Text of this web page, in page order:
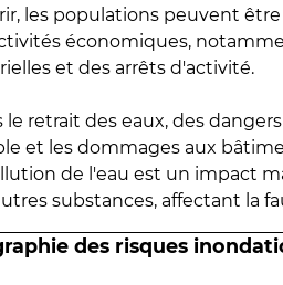
les populations peuvent
économiques,
et des arrêts d'activité.
le retrait des eaux, des
et les dommages aux
de l'eau est un impact
substances, affectant la
des risques